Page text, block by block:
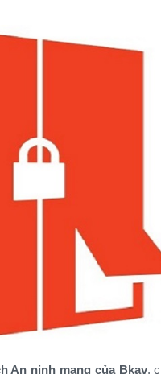
An ninh mạng của Bkav,